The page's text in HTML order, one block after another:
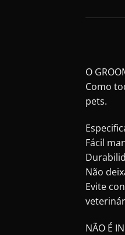
O
Como
pets.
Fácil
Não
Evite
NÃO É